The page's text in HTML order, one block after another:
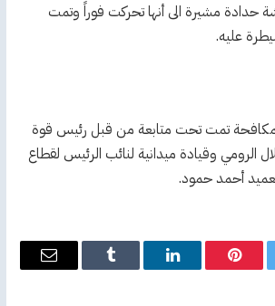
مشيرة الى أنها تحركت فوراً وتمت
عليه.
تمت تحت متابعة من قبل رئيس قوة
الرومي وقيادة ميدانية لنائب الرئيس لقطاع
أحمد حمود.
بينتيريستلينكدإن Tumblr
البريد